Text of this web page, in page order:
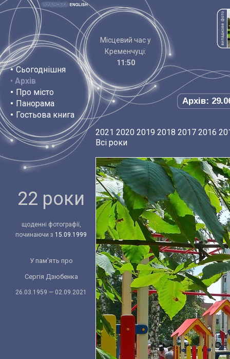
• Сьогоднішня
• Архів
• Про місто
• Панорама
• Гостьова книга
Місцевий час у
Кременчуці:
11:50
Архів:
22 роки
щоденні фотографії,
починаючи з 15.09.1999
У пам'ять про
Сергія Дзюбенка
26.03.1959 — 02.09.2021
2021 2020 2019 2018 2017 2016
Всі роки